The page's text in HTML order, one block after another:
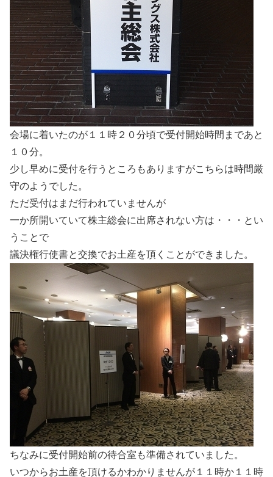
会場に着いたのが１１時２０分頃で受付開始時間まであと
１０分。
少し早めに受付を行うところもありますがこちらは時間厳
守のようでした。
ただ受付はまだ行われていませんが
一か所開いていて株主総会に出席されない方は・・・とい
うことで
議決権行使書と交換でお土産を頂くことができました。
ちなみに受付開始前の待合室も準備されていました。
いつからお土産を頂けるかわかりませんが１１時か１１時